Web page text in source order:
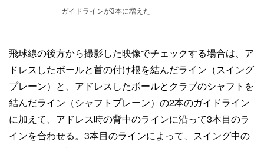
ガイドラインが3本に増えた
飛球線の後方から撮影した映像でチェックする場合は、ア
ドレスしたボールと首の付け根を結んだライン（スイング
プレーン）と、アドレスしたボールとクラブのシャフトを
結んだライン（シャフトプレーン）の2本のガイドライン
に加えて、アドレス時の背中のラインに沿って3本目のラ
インを合わせる。3本目のラインによって、スイング中の